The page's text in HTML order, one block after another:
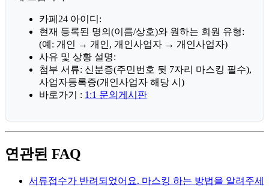
카페24 아이디:
현재 등록된 명의(이름/상호)와 원하는 회원 유형:
(예: 개인 → 개인, 개인사업자 → 개인사업자)
사유 및 상황 설명:
첨부 서류: 신분증(주민번호 뒷 7자리 마스킹 필수),
사업자등록증(개인사업자 해당 시)
바로가기 : 1:1 문의게시판
연관된 FAQ
서류접수가 반려되었어요. 마스킹 하는 방법을 알려주세